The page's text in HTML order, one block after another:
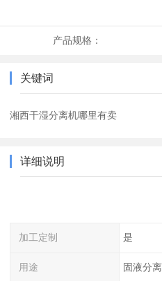
产品规格：
关键词
湘西干湿分离机哪里有卖
详细说明
加工定制 是
用途 固液分离